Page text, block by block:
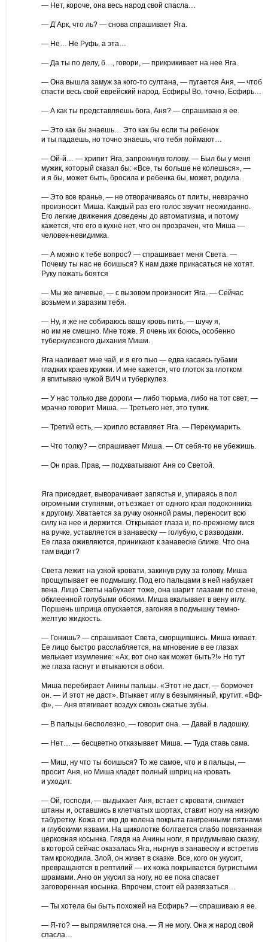
— Нет, короче, она весь народ свой спасла…
— Д’Арк, что ль? — снова спрашивает Яга.
— Не… Не Руфь, а эта…
— Да ты по делу, б…, говори, — прикрикивает на нее Яга.
— Она вышла замуж за кого-то султана, — пугается Аня, — чтоб
спасти весь свой еврейский народ. Есфирь! Во, точно, Есфирь…
— А как ты представляешь бога, Аня? — спрашиваю я ее.
— Это как бы знаешь… Это как бы если ты ребенок
и ты падаешь, но точно знаешь, что тебя поймают…
— Ой-й… — хрипит Яга, запрокинув голову. — Был бы у меня
мужик, который сказал бы: «Все, ты больше не колешься», —
и я бы, может быть, бросила и ребенка бы, может, родила.
— Это все вранье, — не отворачиваясь от плиты, невзрачно
произносит Миша. Каждый раз его голос звучит неожиданно.
Его легкие движения доведены до автоматизма, и потому
кажется, что его в кухне нет, что он прозрачен, что Миша —
человек-невидимка.
— А можно к тебе вопрос? — спрашивает меня Света. —
Почему ты нас не боишься? К нам даже прикасаться не хотят.
Руку пожать боятся
— Мы же вичевые, — с вызовом произносит Яга. — Сейчас
возьмем и заразим тебя.
— Ну, я же не собираюсь вашу кровь пить, — шучу я,
но им не смешно. Мне тоже. Я очень их боюсь, особенно
туберкулезного дыхания Миши.
Яга наливает мне чай, и я его пью — едва касаясь губами
гладких краев кружки. И мне кажется, что глоток за глотком
я впитываю чужой ВИЧ и туберкулез.
— У нас только две дороги — либо тюрьма, либо на тот свет, —
мрачно говорит Миша. — Третьего нет, это тупик.
— Третий есть, — хрипло вставляет Яга. — Перекумарить.
— Что толку? — спрашивает Миша. — От себя-то не убежишь.
— Он прав. Прав, — подхватывают Аня со Светой.
Яга приседает, выворачивает запястья и, упираясь в пол
огромными ступнями, отъезжает от одного края подоконника
к другому. Хватается за ручку оконной рамы, переносит всю
силу на нее и держится. Открывает глаза и, по-прежнему вися
на ручке, уставляется в занавеску — голубую, с разводами.
Ее глаза оживляются, приникают к занавеске ближе. Что она
там видит?
Света лежит на узкой кровати, закинув руку за голову. Миша
прощупывает ее подмышку. Под его пальцами в ней набухает
вена. Лицо Светы набухает тоже, она шарит глазами по стене,
обклеенной голубыми обоями. Миша вкалывает в вену иглу.
Поршень шприца опускается, загоняя в подмышку темно-
желтую жидкость.
— Гонишь? — спрашивает Света, сморщившись. Миша кивает.
Ее лицо быстро расслабляется, на мгновение в ее глазах
мелькает изумление: «Ах, вот оно как может быть?!» Но тут
же глаза гаснут и втыкаются в обои.
Миша перебирает Анины пальцы. «Этот не даст, — бормочет
он. — И этот не даст». Втыкает иглу в безымянный, крутит. «Вф-
ф», — Аня втягивает воздух сквозь сжатые зубы.
— В пальцы бесполезно, — говорит она. — Давай в ладошку.
— Нет… — бесцветно отказывает Миша. — Туда ставь сама.
— Миш, ну что ты боишься? То же самое, что и в пальцы, —
просит Аня, но Миша кладет полный шприц на кровать
и уходит.
— Ой, господи, — выдыхает Аня, встает с кровати, снимает
штаны и, оставшись в клетчатых шортах, ставит ногу на низкую
табуретку. Кожа от икр до колена покрыта гангренными пятнами
и глубокими язвами. На щиколотке болтается слабо повязанная
церковная косынка. Глядя на Анины ноги, я придумываю сказку,
в которой сейчас оказалась Яга, нырнув в занавеску и встретив
там крокодила. Злой, он живет в сказке. Все, кого он укусит,
превращаются в рептилий — их кожа покрывается бугристыми
шрамами. Аню он укусил за ногу, но ее пока спасает
заговоренная косынка. Впрочем, стоит ей развязаться…
— Ты хотела бы быть похожей на Есфирь? — спрашиваю я ее.
— Я-то? — выпрямляется она. — Я не могу. Она ж народ свой
спасла…